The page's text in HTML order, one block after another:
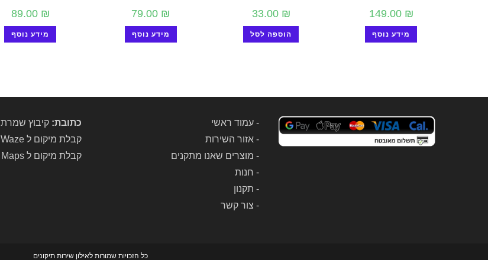
149.00 ₪
מידע נוסף
33.00 ₪
הוספה לסל
79.00 ₪
מידע נוסף
89.00 ₪
מידע נוסף
- עמוד ראשי
- אזור השירות
- מוצרים שאנו מתקנים
- חנות
- תקנון
- צור קשר
כתובת: קיבוץ שמרת
קבלת מיקום ל Waze
קבלת מיקום ל Google Maps
כל הזכויות שמורות לאילון שירות תיקונים